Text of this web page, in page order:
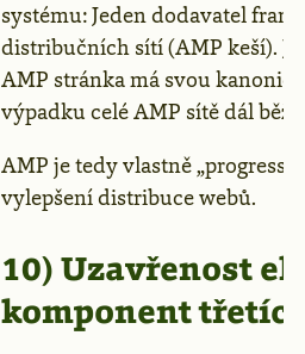
systému: Jeden dodavatel
distribučních sítí (AMP keší).
AMP stránka má svou
výpadku celé AMP sítě dál
AMP je tedy vlastně
vylepšení distribuce webů.
10) Uzavřenost
komponent